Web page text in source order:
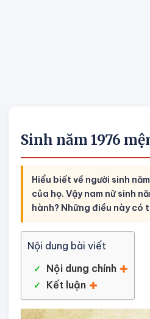
Sinh năm 1976
Hiểu biết về người sinh
của họ. Vậy nam nữ sinh
hành? Những điều này có
Nội dung bài viết
Nội dung chính
Kết luận